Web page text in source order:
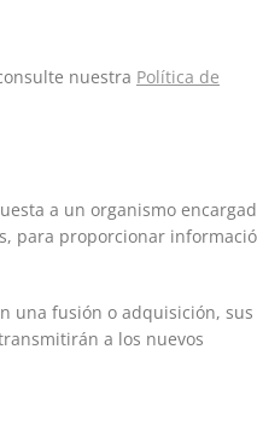
nuestra Política de
a un organismo
para proporcionar
una fusión o adquisición, sus
a los nuevos